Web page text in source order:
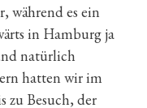
während es ein
in Hamburg ja
natürlich
hatten wir im
zu Besuch, der